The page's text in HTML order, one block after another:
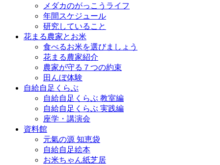
メダカのがっこうライフ
年間スケジュール
研究していること
花まる農家とお米
食べるお米を選びましょう
花まる農家紹介
農家が守る７つの約束
田んぼ体験
自給自足くらぶ
自給自足くらぶ 教室編
自給自足くらぶ 実践編
座学・講演会
資料館
元氣の源 知恵袋
自給自足絵本
お米ちゃん紙芝居